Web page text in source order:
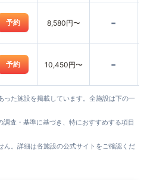
予約 8,580円〜 -
予約 10,450円〜 -
た施設を掲載しています。全施設は下の一
査・基準に基づき、特におすすめする項目
。詳細は各施設の公式サイトをご確認くだ